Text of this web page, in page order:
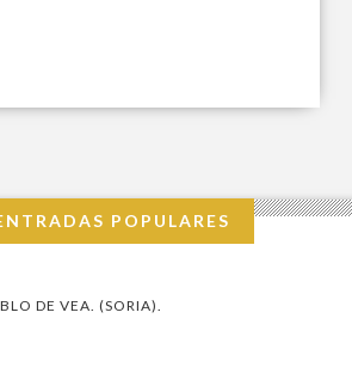
POPULARES
DE VEA. (SORIA).